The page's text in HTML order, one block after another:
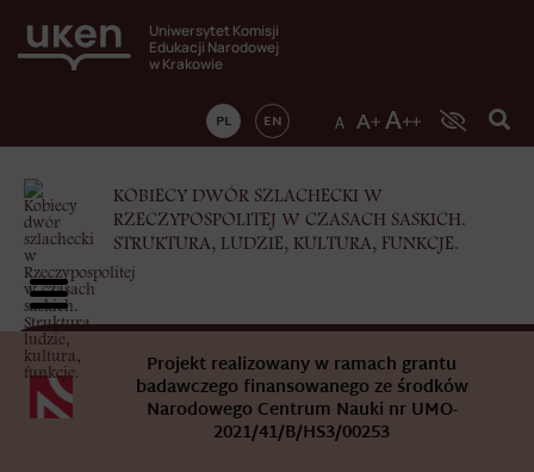
Uniwersytet Komisji
Edukacji Narodowej
w Krakowie
PL EN
KOBIECY DWÓR SZLACHECKI W
RZECZYPOSPOLITEJ W CZASACH SASKICH.
STRUKTURA, LUDZIE, KULTURA, FUNKCJE.
Projekt realizowany w ramach grantu
badawczego finansowanego ze środków
Narodowego Centrum Nauki nr UMO-
2021/41/B/HS3/00253